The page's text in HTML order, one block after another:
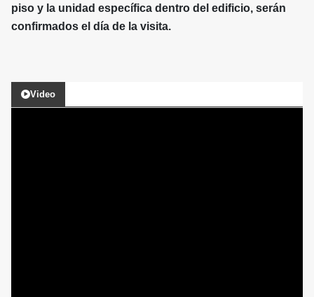
piso y la unidad específica dentro del edificio, serán
confirmados el día de la visita.
Video